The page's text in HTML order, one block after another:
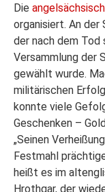
Die
organisiert. An der
der nach dem Tod
Versammlung der
gewählt wurde.
militärischen
konnte viele
Geschenken –
„Seinen
Festmahl
heißt es im
Hrothgar, der